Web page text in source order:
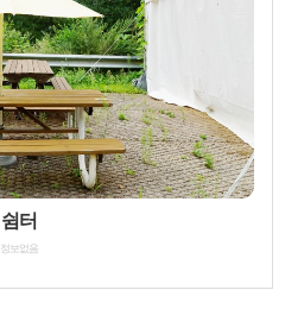
쉼터
정보없음